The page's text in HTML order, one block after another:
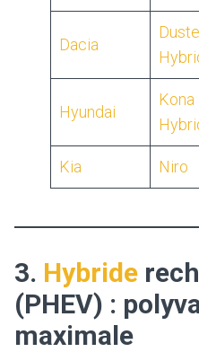
Dacia
Hyundai
Kona
Kia Niro
3. Hybride
(PHEV) :
maximale